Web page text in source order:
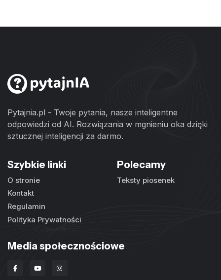
Pytajnia.pl - Twoje pytania, nasze inteligentne
odpowiedzi od AI. Rozwiązania w mgnieniu oka dzięki
sztucznej inteligencji za darmo.
Szybkie linki
O stronie
Kontakt
Regulamin
Polityka Prywatności
Polecamy
Teksty piosenek
Media społecznościowe